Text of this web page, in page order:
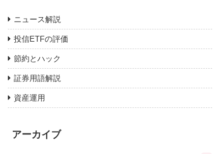
ニュース解説
投信ETFの評価
節約とハック
証券用語解説
資産運用
アーカイブ